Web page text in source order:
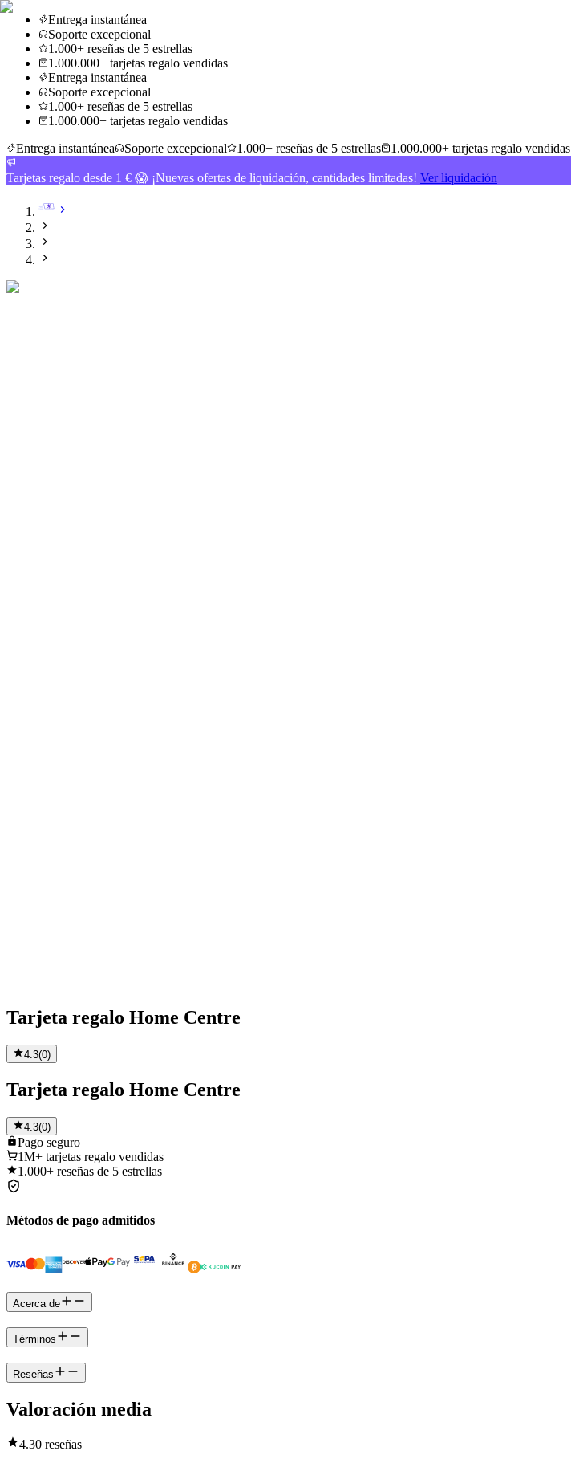
Entrega instantánea
Soporte excepcional
1.000+ reseñas de 5 estrellas
1.000.000+ tarjetas regalo vendidas
Entrega instantánea
Soporte excepcional
1.000+ reseñas de 5 estrellas
1.000.000+ tarjetas regalo vendidas
Entrega instantánea
Soporte excepcional 1.000+ reseñas de 5 estrellas 1.000.000+ tarjetas regalo vendidas
Tarjetas regalo desde 1 € 😱 ¡Nuevas ofertas de liquidación, cantidades limitadas! Ver liquidación
Tarjeta regalo Home Centre
4.3(0)
Tarjeta regalo Home Centre
4.3(0)
Pago seguro
1M+ tarjetas regalo vendidas
1.000+ reseñas de 5 estrellas
Métodos de pago admitidos
Acerca de
Términos
Reseñas
Valoración media
4.30 reseñas